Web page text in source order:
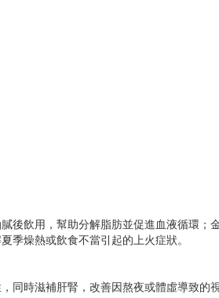
後飲用，幫助分解脂肪並促進血液循環；
季燥熱或飲食不當引起的上火症狀。
同時滋補肝腎，改善因熬夜或體虛導致的